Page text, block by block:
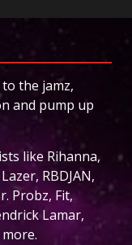
the jamz,
and pump up
like Rihanna,
RBDJAN,
Probz, Fit,
Lamar,